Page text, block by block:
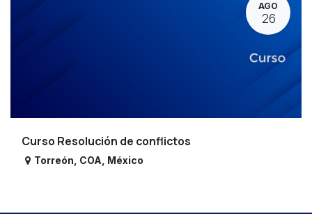
AGO
26
Curso Resolución de conflictos
Torreón COA México